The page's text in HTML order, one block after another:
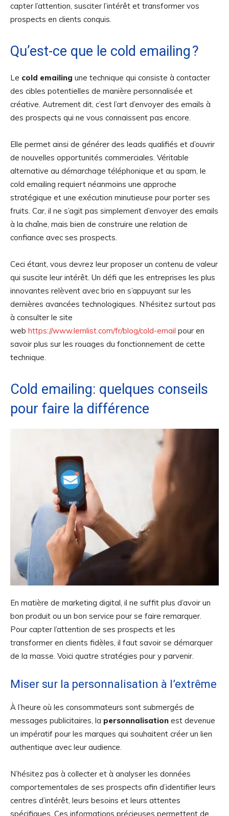
capter l’attention, susciter l’intérêt et transformer vos
prospects en clients conquis.
Qu’est-ce que le cold emailing ?
Le cold emailing une technique qui consiste à contacter
des cibles potentielles de manière personnalisée et
créative. Autrement dit, c’est l’art d’envoyer des emails à
des prospects qui ne vous connaissent pas encore.
Elle permet ainsi de générer des leads qualifiés et d’ouvrir
de nouvelles opportunités commerciales. Véritable
alternative au démarchage téléphonique et au spam, le
cold emailing requiert néanmoins une approche
stratégique et une exécution minutieuse pour porter ses
fruits. Car, il ne s’agit pas simplement d’envoyer des emails
à la chaîne, mais bien de construire une relation de
confiance avec ses prospects.
Ceci étant, vous devrez leur proposer un contenu de valeur
qui suscite leur intérêt. Un défi que les entreprises les plus
innovantes relèvent avec brio en s’appuyant sur les
dernières avancées technologiques. N’hésitez surtout pas
à consulter le site
web https://www.lemlist.com/fr/blog/cold-email pour en
savoir plus sur les rouages du fonctionnement de cette
technique.
Cold emailing: quelques conseils
pour faire la différence
En matière de marketing digital, il ne suffit plus d’avoir un
bon produit ou un bon service pour se faire remarquer.
Pour capter l’attention de ses prospects et les
transformer en clients fidèles, il faut savoir se démarquer
de la masse. Voici quatre stratégies pour y parvenir.
Miser sur la personnalisation à l’extrême
À l’heure où les consommateurs sont submergés de
messages publicitaires, la personnalisation est devenue
un impératif pour les marques qui souhaitent créer un lien
authentique avec leur audience.
N’hésitez pas à collecter et à analyser les données
comportementales de ses prospects afin d’identifier leurs
centres d’intérêt, leurs besoins et leurs attentes
spécifiques. Ces informations précieuses permettent de